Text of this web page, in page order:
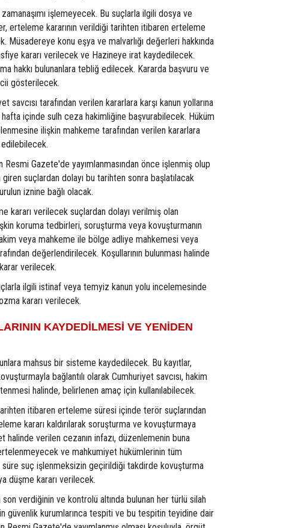
işlemeyecek. Bu suçlarla ilgili dosya ve
erteleme kararının verildiği tarihten itibaren erteleme
Müsadereye konu eşya ve malvarlığı değerleri hakkında
kararı verilecek ve Hazineye irat kaydedilecek.
hakkı bulunanlara tebliğ edilecek. Kararda başvuru ve
gösterilecek.
savcısı tarafından verilen kararlara karşı kanun yollarına
hafta içinde sulh ceza hakimliğine başvurabilecek. Hüküm
ilişkin mahkeme tarafından verilen kararlara
Resmi Gazete'de yayımlanmasından önce işlenmiş olup
suçlardan dolayı bu tarihten sonra başlatılacak
iznine bağlı olacak.
kararı verilecek suçlardan dolayı verilmiş olan
koruma tedbirleri, soruşturma veya kovuşturmanın
veya mahkeme ile bölge adliye mahkemesi veya
değerlendirilecek. Koşullarının bulunması halinde
verilecek.
ilgili istinaf veya temyiz kanun yolu incelemesinde
kararı verilecek.
KAYDEDİLMESİ VE YENİDEN
mahsus bir sisteme kaydedilecek. Bu kayıtlar,
bağlantılı olarak Cumhuriyet savcısı, hakim
halinde, belirlenen amaç için kullanılabilecek.
itibaren erteleme süresi içinde terör suçlarından
kararı kaldırılarak soruşturma ve kovuşturmaya
halinde verilen cezanın infazı, düzenlemenin buna
ve mahkumiyet hükümlerinin tüm
süre suç işlenmeksizin geçirildiği takdirde kovuşturma
düşme kararı verilecek.
son verdiğinin ve kontrolü altında bulunan her türlü silah
güvenlik kurumlarınca tespiti ve bu tespitin teyidine dair